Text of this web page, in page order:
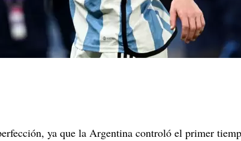
ya que la Argentina controló el primer